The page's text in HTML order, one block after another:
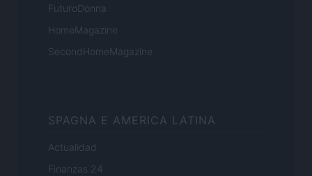
FuturoDonna
HomeMagazine
SecondHomeMagazine
SPAGNA E AMERICA LATINA
Actualidad
Finanzas 24